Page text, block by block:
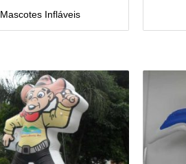
Mascotes Infláveis